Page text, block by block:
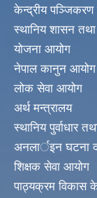
केन्द्रीय पञ्जिकरण
स्थानिय शासन
योजना आयोग
नेपाल कानुन आयोग
लोक सेवा आयोग
अर्थ मन्त्रालय
स्थानिय पुर्वाधार
अनलार्इन घटना
शिक्षक सेवा आयोग
पाठ्यक्रम विकास